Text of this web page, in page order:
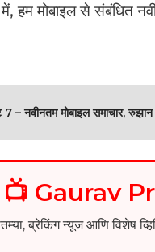
हम मोबाइल से संबंधित
7 – नवीनतम मोबाइल समाचार,
📺 Gaurav
ब्रेकिंग न्यूज आणि